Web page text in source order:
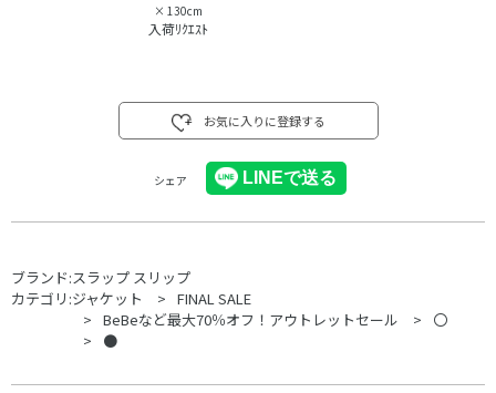
× 130cm
入荷ﾘｸｴｽﾄ
お気に入りに登録する
シェア
ブランド:スラップ スリップ
カテゴリ:ジャケット
FINAL SALE
BeBeなど最大70％オフ！アウトレットセール
〇
●